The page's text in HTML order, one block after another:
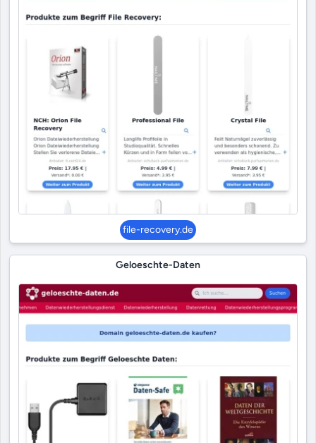
file-recovery.de
Geloeschte-Daten